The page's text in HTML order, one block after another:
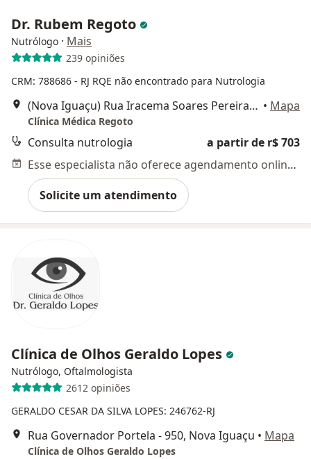
Dr. Rubem Regoto
Nutrólogo · Mais
239 opiniões
CRM: 788686 - RJ RQE não encontrado para Nutrologia
(Nova Iguaçu) Rua Iracema Soares Pereira Junqueira, n° 85 (sala 707. Edifício Rossi Via Office), Nova Iguaçu • Mapa
Clínica Médica Regoto
Consulta nutrologia
a partir de r$ 703
Esse especialista não oferece agendamento online para esse endereço.
Solicite um atendimento
Clínica de Olhos Geraldo Lopes
Nutrólogo, Oftalmologista
2612 opiniões
GERALDO CESAR DA SILVA LOPES: 246762-RJ
Rua Governador Portela - 950, Nova Iguaçu • Mapa
Clínica de Olhos Geraldo Lopes